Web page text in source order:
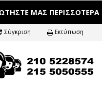
ΜΑΣ ΠΕΡΙΣΣΌΤΕΡΑ
Σύγκριση Εκτύπωση